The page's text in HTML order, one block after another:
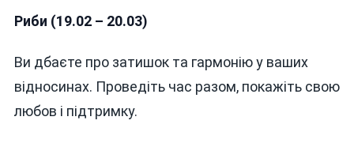
Риби (19.02 – 20.03)
Ви дбаєте про затишок та гармонію у ваших
відносинах. Проведіть час разом, покажіть свою
любов і підтримку.